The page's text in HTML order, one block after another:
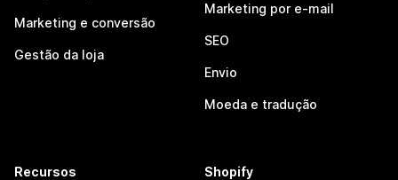
Marketing e conversão
Gestão da loja
Marketing por e-mail
SEO
Envio
Moeda e tradução
Recursos Shopify